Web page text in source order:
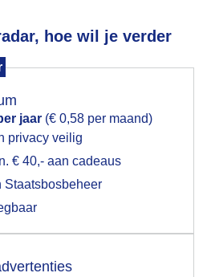
hoe wil je verder
jaar (€ 0,58 per maand)
privacy veilig
€ 40,- aan cadeaus
Staatsbosbeheer
en blauwe lucht,wolken.. en
gebruiken voor het
akkoord op hebt gegeven,
up uit je browser waarin
toon de popup